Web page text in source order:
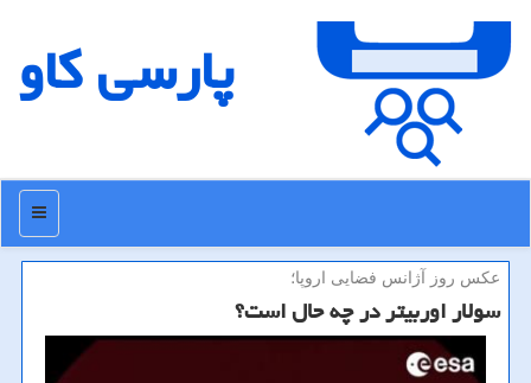
پارسی كاو
منو
عكس روز آژانس فضایی اروپا؛
سولار اوربیتر در چه حال است؟